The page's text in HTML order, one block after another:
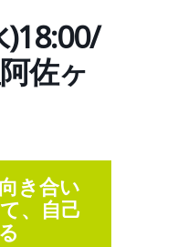
)18:00/
佐ヶ
き合い
、自己